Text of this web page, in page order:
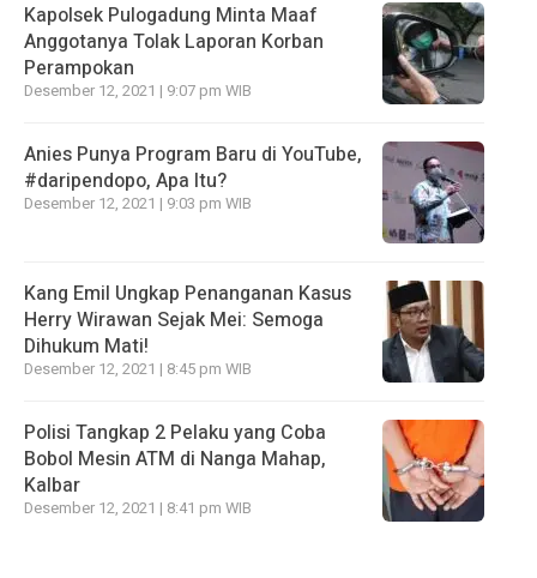
Kapolsek Pulogadung Minta Maaf
Anggotanya Tolak Laporan Korban
Perampokan
Desember 12, 2021 | 9:07 pm WIB
Anies Punya Program Baru di YouTube,
#daripendopo, Apa Itu?
Desember 12, 2021 | 9:03 pm WIB
Kang Emil Ungkap Penanganan Kasus
Herry Wirawan Sejak Mei: Semoga
Dihukum Mati!
Desember 12, 2021 | 8:45 pm WIB
Polisi Tangkap 2 Pelaku yang Coba
Bobol Mesin ATM di Nanga Mahap,
Kalbar
Desember 12, 2021 | 8:41 pm WIB